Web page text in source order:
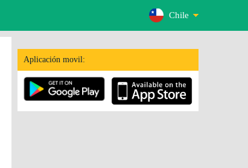
Chile
Aplicación movil: